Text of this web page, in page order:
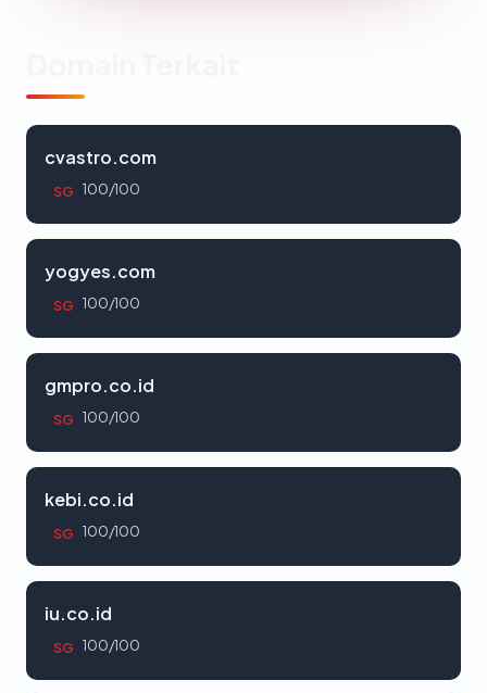
cvastro.com
SG 100/100
yogyes.com
SG 100/100
gmpro.co.id
SG 100/100
kebi.co.id
SG 100/100
iu.co.id
SG 100/100